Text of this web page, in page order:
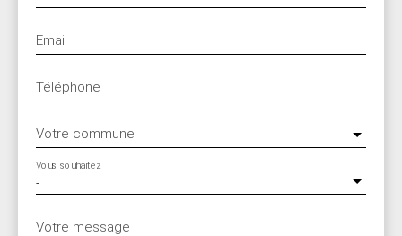
Email
Téléphone
Votre commune
-
Vous souhaitez
Votre message